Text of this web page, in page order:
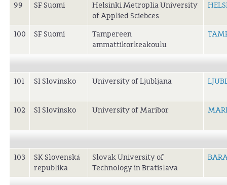
99 SF Suomi
Helsinki Metroplia University
of Applied Sciebces
100 SF Suomi
Tampereen
ammattikorkeakoulu
101 SI Slovinsko University of Ljubljana
102 SI Slovinsko University of Maribor
103
SK Slovenská
republika
Slovak University of
Technology in Bratislava